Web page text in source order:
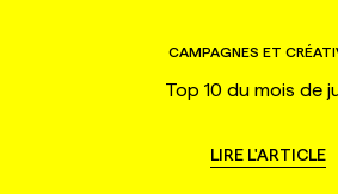
CAMPAGNES ET
Top 10 du mois de
LIRE L'ARTICLE